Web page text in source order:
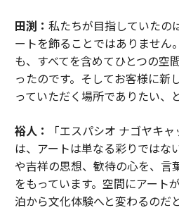
田渕： 私たちが目指していたの
ートを飾ることではありません
も、すべてを含めてひとつの空
ったのです。そしてお客様に新
っていただく場所でありたい、と
裕人：
「エスパシオ ナゴヤキ
は、アートは単なる彩りではな
や吉祥の思想、歓待の心を、言
をもっています。空間にアート
泊から文化体験へと変わるのだ